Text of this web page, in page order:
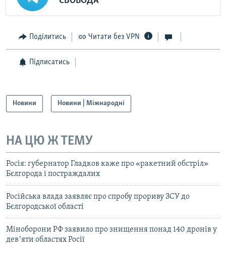
Поділитись Читати без VPN
Підписатись
Новини Новини | Міжнародні
НА ЦЮ Ж ТЕМУ
Росія: губернатор Гладков каже про «ракетний обстріл»
Бєлгорода і постраждалих
Російська влада заявляє про спробу прориву ЗСУ до
Бєлгородської області
Міноборони РФ заявило про знищення понад 140 дронів у
девʼяти областях Росії